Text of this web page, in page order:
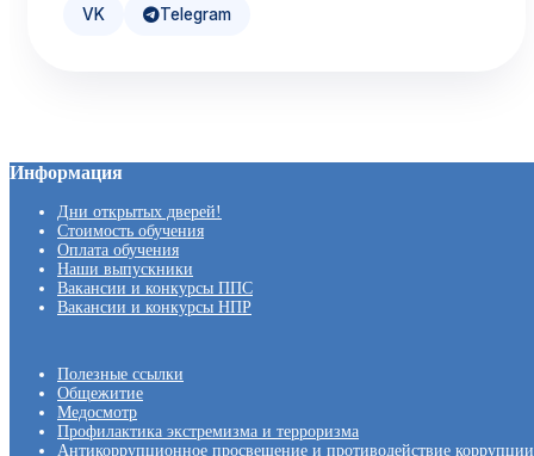
VK Telegram
Информация
Дни открытых дверей!
Стоимость обучения
Оплата обучения
Наши выпускники
Вакансии и конкурсы ППС
Вакансии и конкурсы НПР
Полезные ссылки
Общежитие
Медосмотр
Профилактика экстремизма и терроризма
Антикоррупционное просвещение и противодействие коррупции